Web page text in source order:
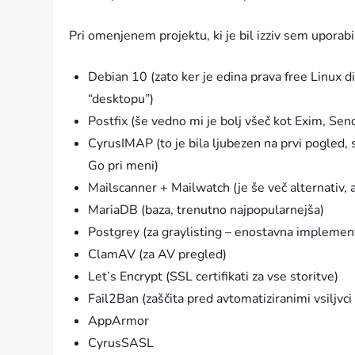
Pri omenjenem projektu, ki je bil izziv sem
Debian 10 (zato ker je edina prava free Linux
“desktopu”)
Postfix (še vedno mi je bolj všeč kot Exim,
CyrusIMAP (to je bila ljubezen na prvi
Go pri meni)
Mailscanner + Mailwatch (je še več alternativ,
MariaDB (baza, trenutno najpopularnejša)
Postgrey (za graylisting – enostavna
ClamAV (za AV pregled)
Let’s Encrypt (SSL certifikati za vse storitve)
Fail2Ban (zaščita pred avtomatiziranimi
AppArmor
CyrusSASL